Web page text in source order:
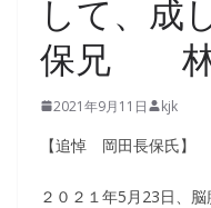
して、成
保兄
2021年9月11日 kjk
【追悼 岡田長保氏】
２０２１年5月23日、